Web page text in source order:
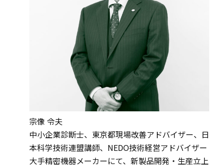
宗像 令夫
中小企業診断士、東京都現場改善アドバイザー、日
本科学技術連盟講師、NEDO技術経営アドバイザー
大手精密機器メーカーにて、新製品開発・生産立上